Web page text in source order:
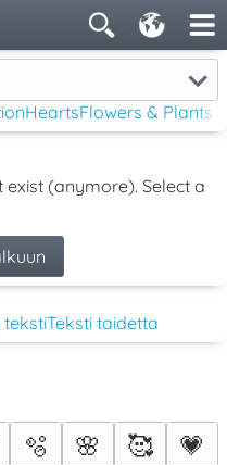
HeartsFlowers & Plants
(anymore). Select a
Teksti taidetta
🫧 🌸 🥰
💗